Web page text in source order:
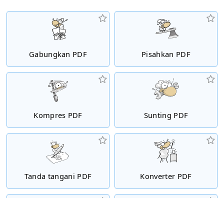
Gabungkan PDF Pisahkan PDF
Kompres PDF Sunting PDF
Tanda tangani PDF Konverter PDF